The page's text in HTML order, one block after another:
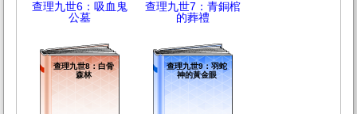
查理九世6：吸血鬼
公墓
查理九世7：青銅棺
的葬禮
查理九世8：白骨
森林
查理九世9：羽蛇
神的黃金眼